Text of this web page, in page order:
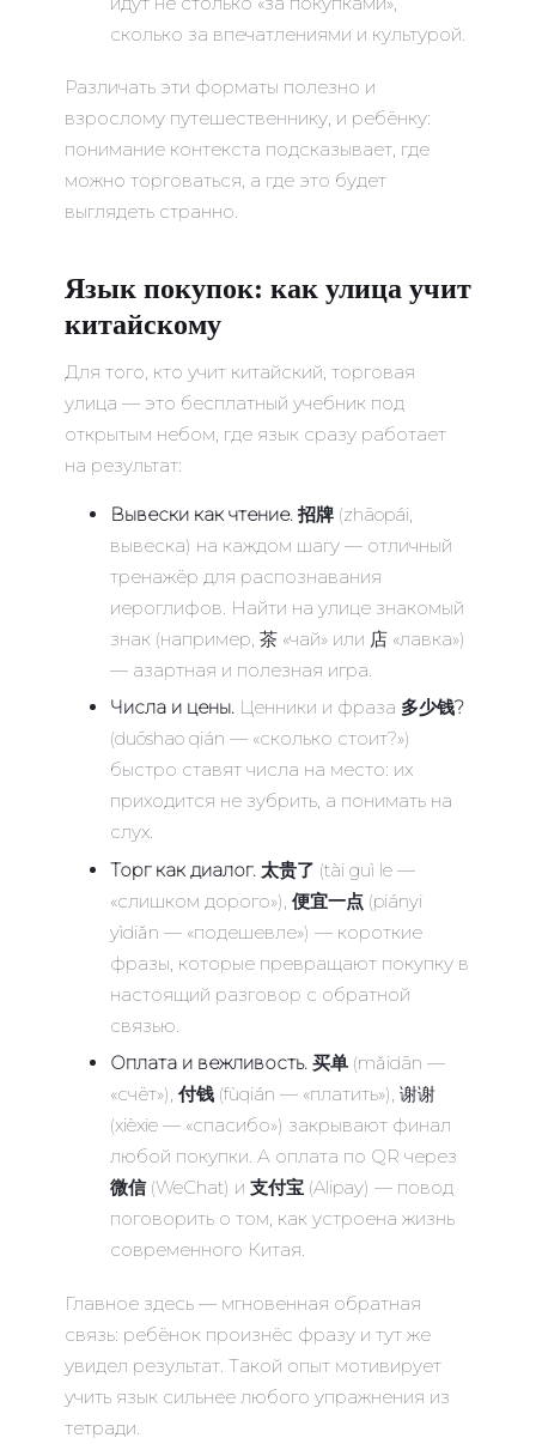
сколько за впечатлениями и культурой.
Различать эти форматы полезно и
взрослому путешественнику, и ребёнку:
понимание контекста подсказывает, где
можно торговаться, а где это будет
выглядеть странно.
Язык покупок: как улица учит
китайскому
Для того, кто учит китайский, торговая
улица — это бесплатный учебник под
открытым небом, где язык сразу работает
на результат:
Вывески как чтение. 招牌 (zhāopái,
вывеска) на каждом шагу — отличный
тренажёр для распознавания
иероглифов. Найти на улице знакомый
знак (например, 茶 «чай» или 店 «лавка»)
— азартная и полезная игра.
Числа и цены. Ценники и фраза 多少钱?
(duōshao qián — «сколько стоит?»)
быстро ставят числа на место: их
приходится не зубрить, а понимать на
слух.
Торг как диалог. 太贵了 (tài guì le —
«слишком дорого»),便宜一点 (piányi
yìdiǎn — «подешевле») — короткие
фразы, которые превращают покупку в
настоящий разговор с обратной
связью.
Оплата и вежливость. 买单 (mǎidān —
«счёт»),付钱 (fùqián — «платить»), 谢谢
(xièxie — «спасибо») закрывают финал
любой покупки. А оплата по QR через
微信(WeChat) и支付宝 (Alipay) — повод
поговорить о том, как устроена жизнь
современного Китая.
Главное здесь — мгновенная обратная
связь: ребёнок произнёс фразу и тут же
увидел результат. Такой опыт мотивирует
учить язык сильнее любого упражнения из
тетради.